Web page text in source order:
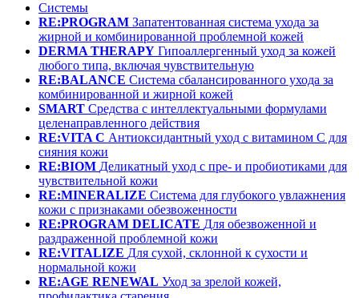
Системы
RE:PROGRAM Запатентованная система ухода за
жирной и комбинированной проблемной кожей
DERMA THERAPY Гипоаллергенный уход за кожей
любого типа, включая чувствительную
RE:BALANCE Система сбалансированного ухода за
комбинированной и жирной кожей
SMART Средства с интеллектуальными формулами
целенаправленного действия
RE:VITA C Антиоксидантный уход с витамином С для
сияния кожи
RE:BIOM Деликатный уход с пре- и пробиотиками для
чувствительной кожи
RE:MINERALIZE Система для глубокого увлажнения
кожи с признаками обезвоженности
RE:PROGRAM DELICATE Для обезвоженной и
раздраженной проблемной кожи
RE:VITALIZE Для сухой, склонной к сухости и
нормальной кожи
RE:AGE RENEWAL Уход за зрелой кожей,